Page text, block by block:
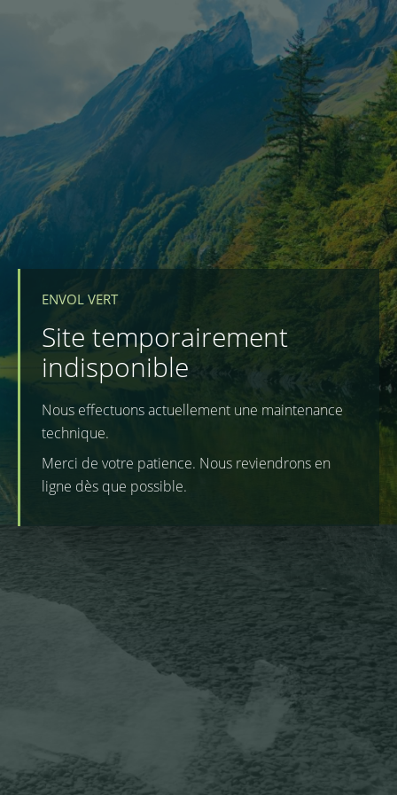
ENVOL VERT
Site temporairement
indisponible
Nous effectuons actuellement une maintenance
technique.
Merci de votre patience. Nous reviendrons en
ligne dès que possible.